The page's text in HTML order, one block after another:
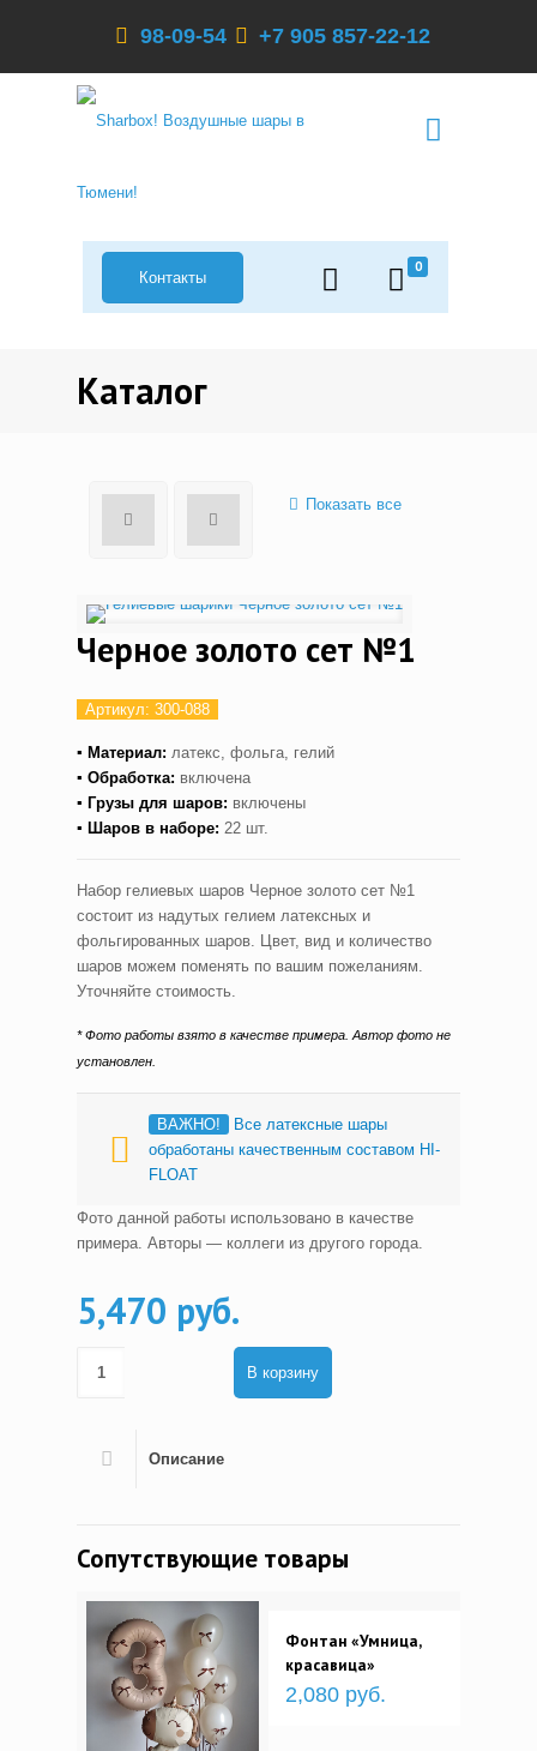
98-09-54 +7 905 857-22-12
0
Контакты
Каталог
Показать все
Черное золото сет №1
Артикул: 300-088
▪ Материал: латекс, фольга, гелий
▪ Обработка: включена
▪ Грузы для шаров: включены
▪ Шаров в наборе: 22 шт.
Набор гелиевых шаров Черное золото сет №1
состоит из надутых гелием латексных и
фольгированных шаров. Цвет, вид и количество
шаров можем поменять по вашим пожеланиям.
Уточняйте стоимость.
* Фото работы взято в качестве примера. Автор фото не
установлен.
ВАЖНО!
Все латексные шары
обработаны качественным составом HI-
FLOAT
Фото данной работы использовано в качестве
примера. Авторы — коллеги из другого города.
5,470 руб.
В корзину
Описание
Сопутствующие товары
Фонтан «Умница,
красавица»
2,080 руб.